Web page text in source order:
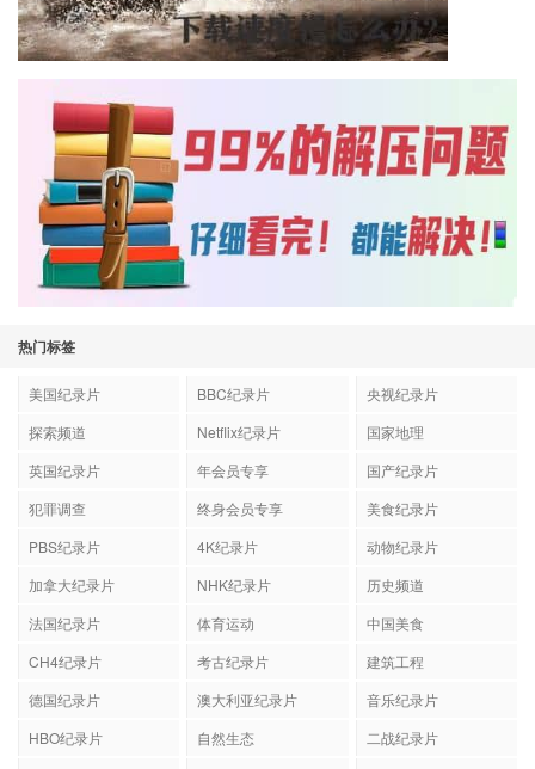
热门标签
美国纪录片 BBC纪录片
央视纪录片
探索频道
Netflix纪录片
国家地理
英国纪录片
年会员专享
国产纪录片
犯罪调查
终身会员专享
美食纪录片
PBS纪录片
4K纪录片
动物纪录片
加拿大纪录片
NHK纪录片
历史频道
法国纪录片
体育运动
中国美食
CH4纪录片
考古纪录片
建筑工程
德国纪录片
澳大利亚纪录片
音乐纪录片
HBO纪录片
自然生态
二战纪录片